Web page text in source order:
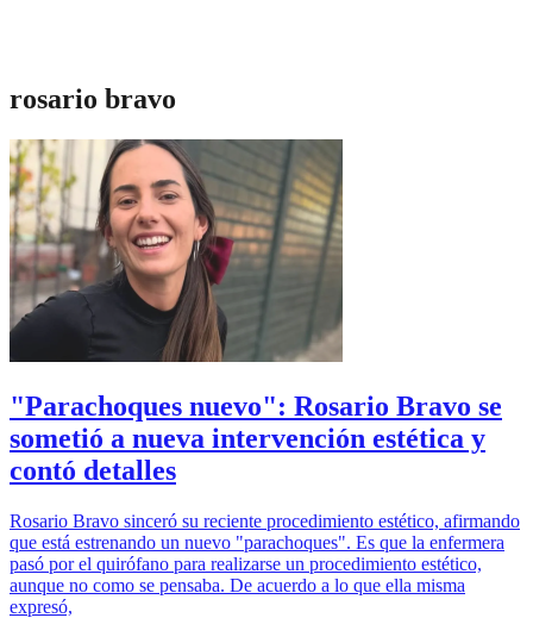
rosario bravo
"Parachoques nuevo": Rosario Bravo se
sometió a nueva intervención estética y
contó detalles
Rosario Bravo sinceró su reciente procedimiento estético, afirmando
que está estrenando un nuevo "parachoques". Es que la enfermera
pasó por el quirófano para realizarse un procedimiento estético,
aunque no como se pensaba. De acuerdo a lo que ella misma
expresó,